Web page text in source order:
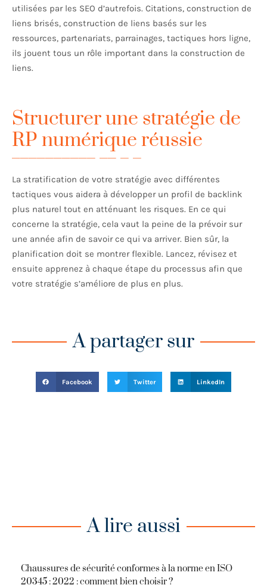
utilisées par les SEO d’autrefois. Citations, construction de
liens brisés, construction de liens basés sur les
ressources, partenariats, parrainages, tactiques hors ligne,
ils jouent tous un rôle important dans la construction de
liens.
Structurer une stratégie de
RP numérique réussie
La stratification de votre stratégie avec différentes
tactiques vous aidera à développer un profil de backlink
plus naturel tout en atténuant les risques. En ce qui
concerne la stratégie, cela vaut la peine de la prévoir sur
une année afin de savoir ce qui va arriver. Bien sûr, la
planification doit se montrer flexible. Lancez, révisez et
ensuite apprenez à chaque étape du processus afin que
votre stratégie s’améliore de plus en plus.
A partager sur
Facebook Twitter LinkedIn
A lire aussi
Chaussures de sécurité conformes à la norme en ISO
20345 : 2022 : comment bien choisir ?